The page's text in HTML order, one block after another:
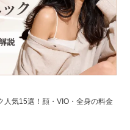
人気15選！顔・VIO・全身の料金